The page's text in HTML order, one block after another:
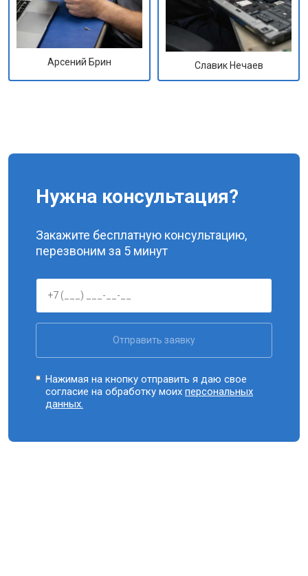
Арсений Брин Славик Нечаев
Нужна консультация?
Закажите бесплатную консультацию,
перезвоним за 5 минут
Отправить заявку
Нажимая на кнопку отправить я даю свое
согласие на обработку моихперсональных
данных.